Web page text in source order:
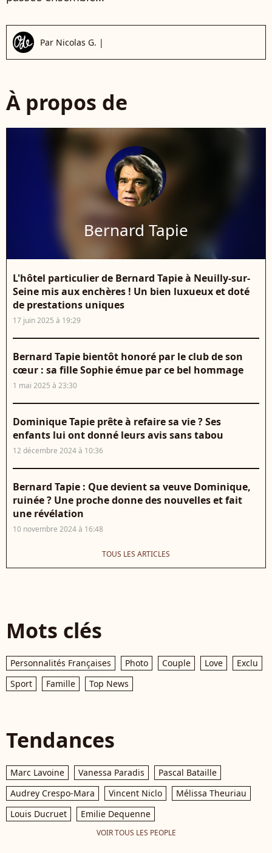
Par Nicolas G. |
À propos de
Bernard Tapie
L'hôtel particulier de Bernard Tapie à Neuilly-sur-
Seine mis aux enchères ! Un bien luxueux et doté
de prestations uniques
17 juin 2025 à 19:29
Bernard Tapie bientôt honoré par le club de son
cœur : sa fille Sophie émue par ce bel hommage
1 mai 2025 à 23:30
Dominique Tapie prête à refaire sa vie ? Ses
enfants lui ont donné leurs avis sans tabou
12 décembre 2024 à 10:36
Bernard Tapie : Que devient sa veuve Dominique,
ruinée ? Une proche donne des nouvelles et fait
une révélation
10 novembre 2024 à 16:48
TOUS LES ARTICLES
Mots clés
Personnalités Françaises Photo Couple Love
Exclu
Sport
Famille Top News
Tendances
Marc Lavoine Vanessa Paradis
Pascal Bataille
Audrey Crespo-Mara
Vincent Niclo
Mélissa Theuriau
Louis Ducruet
Emilie Dequenne
VOIR TOUS LES PEOPLE